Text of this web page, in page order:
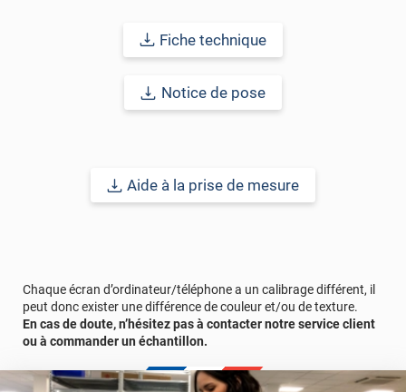
Fiche technique
Notice de pose
Aide à la prise de mesure
Chaque écran d’ordinateur/téléphone a un calibrage différent, il
peut donc exister une différence de couleur et/ou de texture.
En cas de doute, n’hésitez pas à contacter notre service client
ou à commander un échantillon.